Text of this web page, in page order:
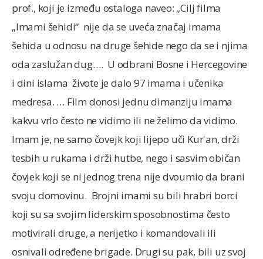
prof., koji je između ostaloga naveo: „Cilj filma
„Imami šehidi“ nije da se uveća značaj imama
šehida u odnosu na druge šehide nego da se i njima
oda zaslužan dug…. U odbrani Bosne i Hercegovine
i dini islama živote je dalo 97 imama i učenika
medresa. … Film donosi jednu dimanziju imama
kakvu vrlo često ne vidimo ili ne želimo da vidimo.
Imam je, ne samo čovejk koji lijepo uči Kur'an, drži
tesbih u rukama i drži hutbe, nego i sasvim običan
čovjek koji se ni jednog trena nije dvoumio da brani
svoju domovinu. Brojni imami su bili hrabri borci
koji su sa svojim liderskim sposobnostima često
motivirali druge, a nerijetko i komandovali ili
osnivali određene brigade. Drugi su pak, bili uz svoj